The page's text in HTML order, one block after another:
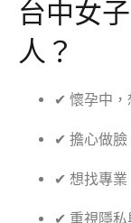
台中女
人？
✔ 懷孕中，
✔ 擔心做臉
✔ 想找專業
✔ 重視隱私